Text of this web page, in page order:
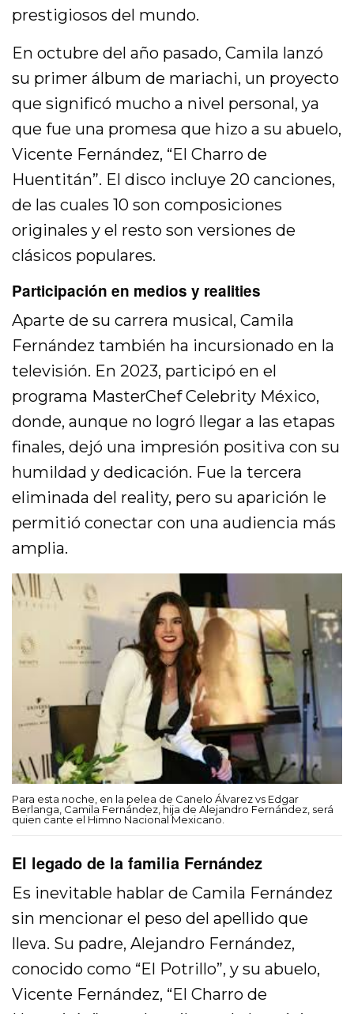
prestigiosos del mundo.
En octubre del año pasado, Camila lanzó
su primer álbum de mariachi, un proyecto
que significó mucho a nivel personal, ya
que fue una promesa que hizo a su abuelo,
Vicente Fernández, “El Charro de
Huentitán”. El disco incluye 20 canciones,
de las cuales 10 son composiciones
originales y el resto son versiones de
clásicos populares.
Participación en medios y realities
Aparte de su carrera musical, Camila
Fernández también ha incursionado en la
televisión. En 2023, participó en el
programa MasterChef Celebrity México,
donde, aunque no logró llegar a las etapas
finales, dejó una impresión positiva con su
humildad y dedicación. Fue la tercera
eliminada del reality, pero su aparición le
permitió conectar con una audiencia más
amplia.
Para esta noche, en la pelea de Canelo Álvarez vs Edgar
Berlanga, Camila Fernández, hija de Alejandro Fernández, será
quien cante el Himno Nacional Mexicano.
El legado de la familia Fernández
Es inevitable hablar de Camila Fernández
sin mencionar el peso del apellido que
lleva. Su padre, Alejandro Fernández,
conocido como “El Potrillo”, y su abuelo,
Vicente Fernández, “El Charro de